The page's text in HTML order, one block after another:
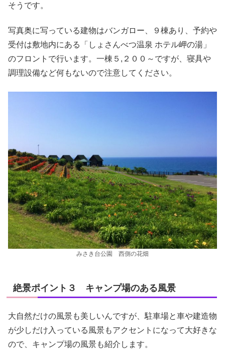
そうです。
写真奥に写っている建物はバンガロー、９棟あり、予約や
受付は敷地内にある「しょさんべつ温泉 ホテル岬の湯」
のフロントで行います。一棟５,２００～ですが、寝具や
調理設備など何もないので注意してください。
みさき台公園 西側の花畑
絶景ポイント３ キャンプ場のある風景
大自然だけの風景も美しいんですが、駐車場と車や建造物
が少しだけ入っている風景もアクセントになって大好きな
ので、キャンプ場の風景も紹介します。